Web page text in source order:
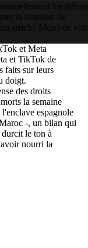
les débats
la fonction de
article. Merci de
et Meta
et TikTok de
faits sur leurs
doigt.
des droits
la semaine
espagnole
-, un bilan qui
le ton à
nourri la